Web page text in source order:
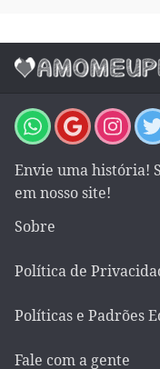
Envie uma história!
em nosso site!
Sobre
Política de
Políticas e Padrões
Fale com a gente